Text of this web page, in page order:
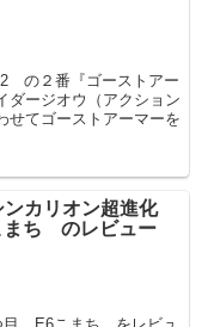
の２番『ゴーストアー
ダージオウ（アクション
てゴーストアーマーを
カリオン超進化
ち のレビュー